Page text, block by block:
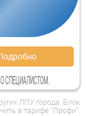
СПЕЦИАЛИСТОМ.
ЛПУ города. Блок
в тарифе "Профи".